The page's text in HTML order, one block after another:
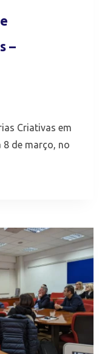
–
Criativas em
8 de março, no